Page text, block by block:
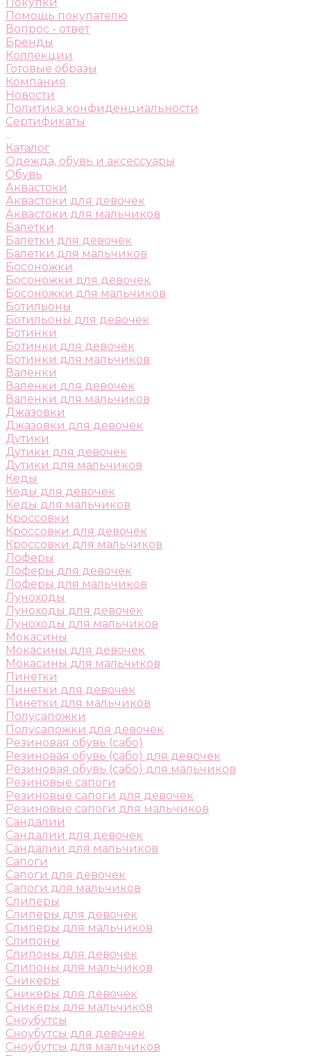
Помощь покупателю
Вопрос - ответ
Бренды
Коллекции
Готовые образы
Компания
Новости
Политика конфиденциальности
Сертификаты
...
Каталог
Одежда, обувь и аксессуары
Обувь
Аквастоки
Аквастоки для девочек
Аквастоки для мальчиков
Балетки
Балетки для девочек
Балетки для мальчиков
Босоножки
Босоножки для девочек
Босоножки для мальчиков
Ботильоны
Ботильоны для девочек
Ботинки
Ботинки для девочек
Ботинки для мальчиков
Валенки
Валенки для девочек
Валенки для мальчиков
Джазовки
Джазовки для девочек
Дутики
Дутики для девочек
Дутики для мальчиков
Кеды
Кеды для девочек
Кеды для мальчиков
Кроссовки
Кроссовки для девочек
Кроссовки для мальчиков
Лоферы
Лоферы для девочек
Лоферы для мальчиков
Луноходы
Луноходы для девочек
Луноходы для мальчиков
Мокасины
Мокасины для девочек
Мокасины для мальчиков
Пинетки
Пинетки для девочек
Пинетки для мальчиков
Полусапожки
Полусапожки для девочек
Резиновая обувь (сабо)
Резиновая обувь (сабо) для девочек
Резиновая обувь (сабо) для мальчиков
Резиновые сапоги
Резиновые сапоги для девочек
Резиновые сапоги для мальчиков
Сандалии
Сандалии для девочек
Сандалии для мальчиков
Сапоги
Сапоги для девочек
Сапоги для мальчиков
Слиперы
Слиперы для девочек
Слиперы для мальчиков
Слипоны
Слипоны для девочек
Слипоны для мальчиков
Сникеры
Сникеры для девочек
Сникеры для мальчиков
Сноубутсы
Сноубутсы для девочек
Сноубутсы для мальчиков